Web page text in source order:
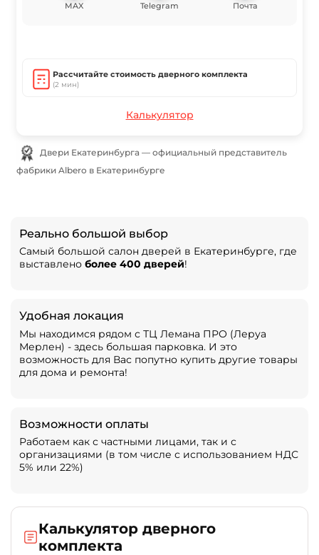
MAX Telegram Почта
Рассчитайте стоимость дверного комплекта
(2 мин)
Калькулятор
фабрики Albero в Екатеринбурге
Реально большой выбор
Самый большой салон дверей в Екатеринбурге, где
выставлено более 400 дверей!
Удобная локация
Мы находимся рядом с ТЦ Лемана ПРО (Леруа
Мерлен) - здесь большая парковка. И это
возможность для Вас попутно купить другие товары
для дома и ремонта!
Возможности оплаты
Работаем как с частными лицами, так и с
организациями (в том числе с использованием НДС
5% или 22%)
Калькулятор дверного
комплекта